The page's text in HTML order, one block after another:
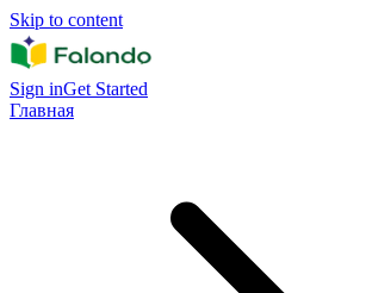
Skip to content
Sign inGet Started
Главная